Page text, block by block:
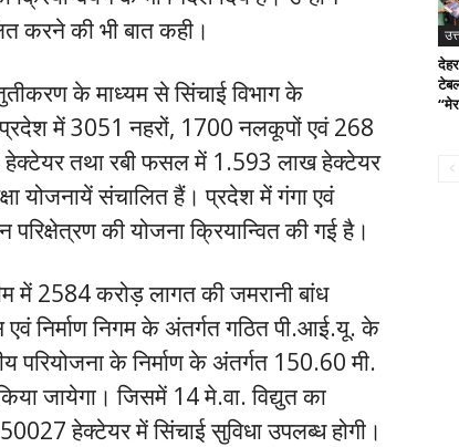
करने की भी बात कही।
के माध्यम से सिंचाई विभाग के
प्रदेश में 3051 नहरों, 1700 नलकूपों एवं 268
हेक्टेयर तथा रबी फसल में 1.593 लाख हेक्टेयर
योजनायें संचालित हैं। प्रदेश में गंगा एवं
की योजना क्रियान्वित की गई है।
में 2584 करोड़ लागत की जमरानी बांध
एवं निर्माण निगम के अंतर्गत गठित पी.आई.यू. के
परियोजना के निर्माण के अंतर्गत 150.60 मी.
जायेगा। जिसमें 14 मे.वा. विद्युत का
हेक्टेयर में सिंचाई सुविधा उपलब्ध होगी।